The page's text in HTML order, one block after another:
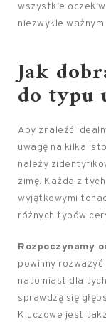
wszystkie
niezwykle ważnym
Jak
do typu
Aby znaleźć
uwagę na kilka
należy
zimę. Każda z
wyjątkowymi
różnych typów
Rozpoczynamy
powinny
natomiast dla
sprawdzą się
Kluczowe jest